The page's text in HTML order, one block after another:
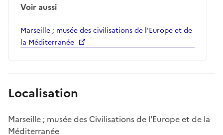
Voir aussi
Marseille ; musée des civilisations de l'Europe et de
la Méditerranée
Localisation
Marseille ; musée des Civilisations de l'Europe et de la
Méditerranée